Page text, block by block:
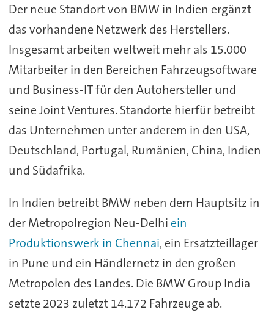
Der neue Standort von BMW in Indien ergänzt
das vorhandene Netzwerk des Herstellers.
Insgesamt arbeiten weltweit mehr als 15.000
Mitarbeiter in den Bereichen Fahrzeugsoftware
und Business-IT für den Autohersteller und
seine Joint Ventures. Standorte hierfür betreibt
das Unternehmen unter anderem in den USA,
Deutschland, Portugal, Rumänien, China, Indien
und Südafrika.
In Indien betreibt BMW neben dem Hauptsitz in
der Metropolregion Neu-Delhi ein
Produktionswerk in Chennai, ein Ersatzteillager
in Pune und ein Händlernetz in den großen
Metropolen des Landes. Die BMW Group India
setzte 2023 zuletzt 14.172 Fahrzeuge ab.